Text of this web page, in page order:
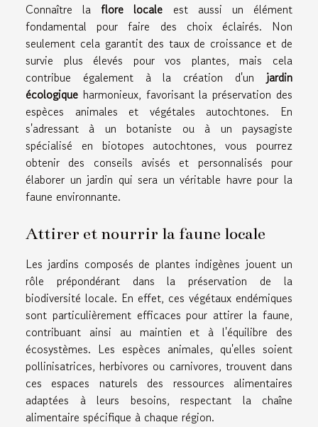
Connaître laflore locale est aussi un élément
fondamental pour faire des choix éclairés. Non
seulement cela garantit des taux de croissance et de
survie plus élevés pour vos plantes, mais cela
contribue également à la création d'un jardin
écologique harmonieux, favorisant la préservation des
espèces animales et végétales autochtones. En
s'adressant à un botaniste ou à un paysagiste
spécialisé en biotopes autochtones, vous pourrez
obtenir des conseils avisés et personnalisés pour
élaborer un jardin qui sera un véritable havre pour la
faune environnante.
Attirer et nourrir la faune locale
Les jardins composés de plantes indigènes jouent un
rôle prépondérant dans la préservation de la
biodiversité locale. En effet, ces végétaux endémiques
sont particulièrement efficaces pour attirer la faune,
contribuant ainsi au maintien et à l'équilibre des
écosystèmes. Les espèces animales, qu'elles soient
pollinisatrices, herbivores ou carnivores, trouvent dans
ces espaces naturels des ressources alimentaires
adaptées à leurs besoins, respectant la chaîne
alimentaire spécifique à chaque région.